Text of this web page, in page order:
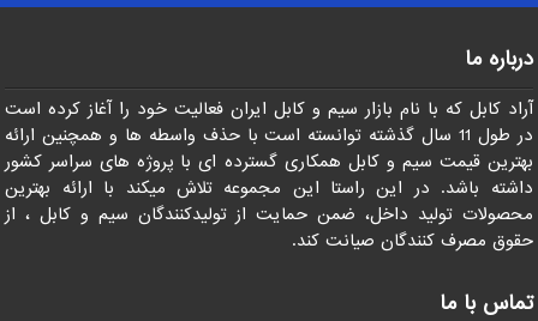
درباره ما
آراد کابل که با نام بازار سیم و کابل ایران فعالیت خود را آغاز کرده است
در طول 11 سال گذشته توانسته است با حذف واسطه ها و همچنین ارائه
بهترین قیمت سیم و کابل همکاری گسترده ای با پروژه های سراسر کشور
داشته باشد. در این راستا این مجموعه تلاش میکند با ارائه بهترین
محصولات تولید داخل، ضمن حمایت از تولیدکنندگان سیم و کابل ، از
حقوق مصرف کنندگان صیانت کند.
تماس با ما